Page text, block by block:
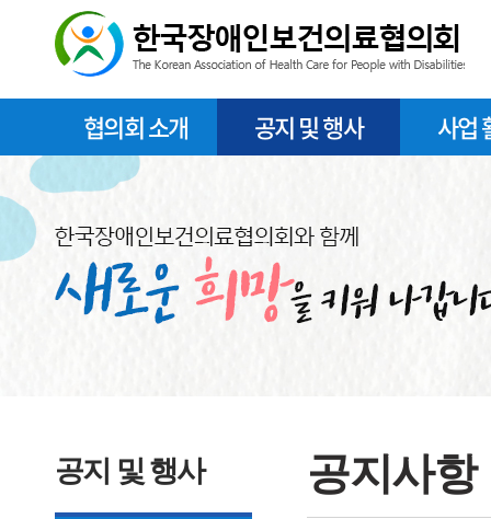
협의회 소개 공지 및 행사 사업
공지 및 행사 공지사항